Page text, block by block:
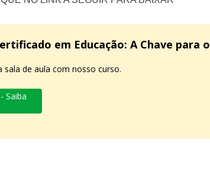
em Educação: A Chave para o
sala de aula com nosso curso.
Saiba